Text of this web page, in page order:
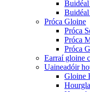
Próca Gloine
Próca
Próca
Próca
Earraí gloine
Uaineadóir
Gloine